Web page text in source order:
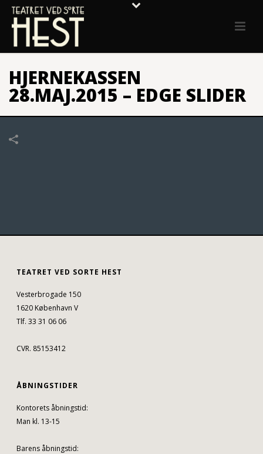
HJERNEKASSEN
28.MAJ.2015 – EDGE SLIDER
TEATRET VED SORTE HEST
Vesterbrogade 150
1620 København V
Tlf. 33 31 06 06
CVR. 85153412
ÅBNINGSTIDER
Kontorets åbningstid:
Man kl. 13-15
Barens åbningstid: